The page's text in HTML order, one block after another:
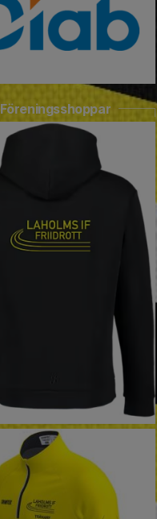
Föreningsshoppar